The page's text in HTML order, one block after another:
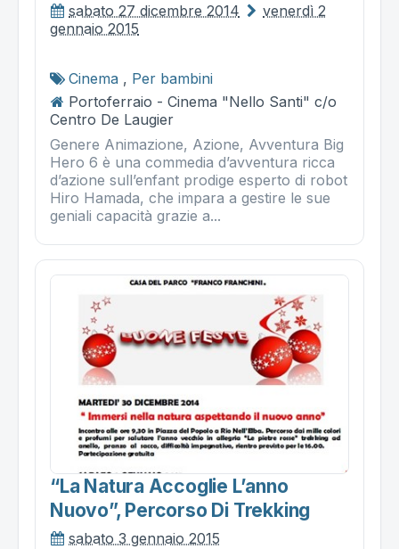
sabato 27 dicembre 2014
venerdì 2
gennaio 2015
Cinema , Per bambini
Portoferraio - Cinema "Nello Santi" c/o
Centro De Laugier
Genere Animazione, Azione, Avventura Big
Hero 6 è una commedia d’avventura ricca
d’azione sull’enfant prodige esperto di robot
Hiro Hamada, che impara a gestire le sue
geniali capacità grazie a...
“la Natura Accoglie L’anno
Nuovo”, Percorso Di Trekking
sabato 3 gennaio 2015